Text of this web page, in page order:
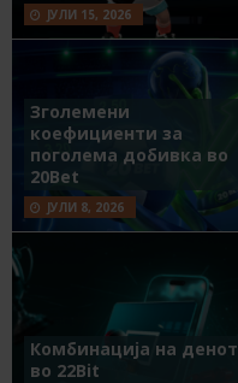
ЈУЛИ 15, 2026
Зголемени
коефициенти за
поголема добивка во
20Bet
ЈУЛИ 8, 2026
Комбинација на денот
во 22Bit